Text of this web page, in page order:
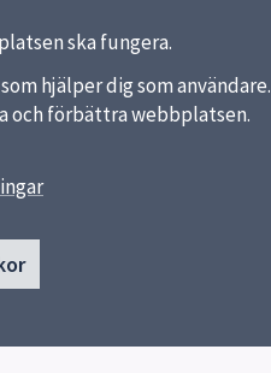
ska fungera.
hjälper dig som användare.
och förbättra webbplatsen.